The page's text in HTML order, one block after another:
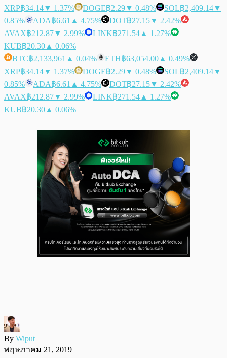
XRP฿34.14▼ 1.37% DOGE฿2.29▼ 0.48% SOL฿2,409.14▼
0.85%
ADA฿6.61 ▲ 4.75% DOT฿27.15▼ 2.42%
AVAX฿212.87▼ 2.99% LINK฿271.54 ▲ 1.27%
KUB฿20.30 ▲ 0.06%
BTC฿2,133,961 ▲ 0.04% ETH฿63,054.00 ▲ 0.49%
XRP฿34.14▼ 1.37% DOGE฿2.29▼ 0.48% SOL฿2,409.14▼
0.85%
ADA฿6.61 ▲ 4.75% DOT฿27.15▼ 2.42%
AVAX฿212.87▼ 2.99% LINK฿271.54 ▲ 1.27%
KUB฿20.30 ▲ 0.06%
By Wiput
พฤษภาคม 21, 2019